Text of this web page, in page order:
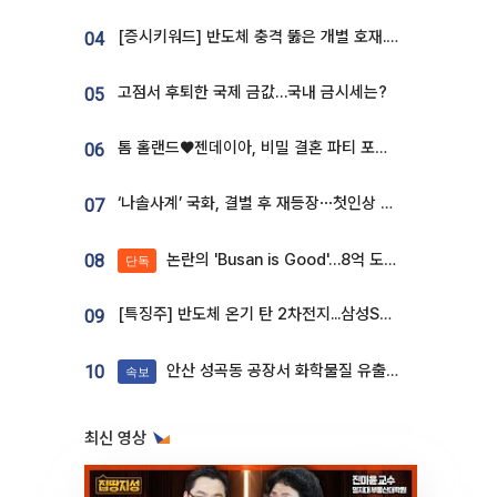
04 [증시키워드] 반도체 충격 뚫은 개별 호재...포스코퓨처엠·에코프로·한화솔루션 '눈길'
05 고점서 후퇴한 국제 금값…국내 금시세는?
06 톰 홀랜드♥젠데이아, 비밀 결혼 파티 포착⋯호텔 대관비만 9억
07 ‘나솔사계’ 국화, 결별 후 재등장⋯첫인상 투표 휩쓸고 ‘인기녀’ 등극
08 단독 논란의 'Busan is Good'…8억 도시브랜드, 용산 대통령실 CI 업체가 수행
09 [특징주] 반도체 온기 탄 2차전지...삼성SDI, 장 초반 7% 넘게 껑충
10 속보 안산 성곡동 공장서 화학물질 유출 사고 발생
최신 영상